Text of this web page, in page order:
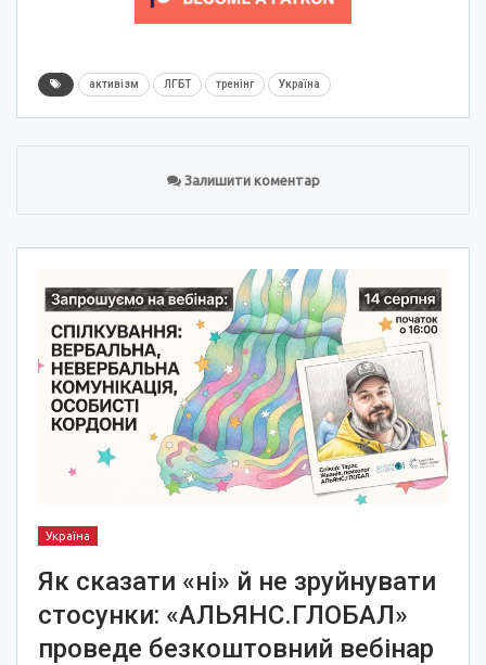
активізм ЛГБТ тренінг Україна
Залишити коментар
Україна
Як сказати «ні» й не зруйнувати
стосунки: «АЛЬЯНС.ГЛОБАЛ»
проведе безкоштовний вебінар